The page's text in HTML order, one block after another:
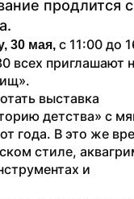
продлится
30 мая, с 11:00 до
всех приглашают
выставка
детства» с
года. В это же
стиле,
и